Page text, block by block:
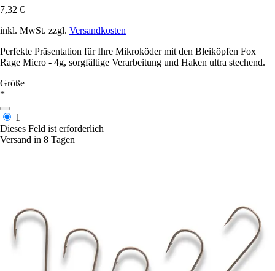
7,32 €
inkl. MwSt. zzgl. Versandkosten
Perfekte Präsentation für Ihre Mikroköder mit den Bleiköpfen Fox
Rage Micro - 4g, sorgfältige Verarbeitung und Haken ultra stechend.
Größe
*
1
Dieses Feld ist erforderlich
Versand in 8 Tagen